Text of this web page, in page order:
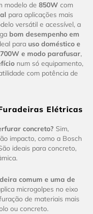
modelo de 850W com
para aplicações mais
versátil e acessível, a
bom desempenho em
para uso doméstico e
700W e modo parafusar,
num só equipamento,
com potência de
Elétricas
concreto? Sim,
impacto, como a Bosch
ideais para concreto,
comum e uma de
microgolpes no eixo
de materiais mais
ou concreto.